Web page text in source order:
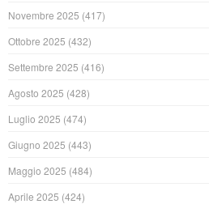
Novembre 2025 (417)
Ottobre 2025 (432)
Settembre 2025 (416)
Agosto 2025 (428)
Luglio 2025 (474)
Giugno 2025 (443)
Maggio 2025 (484)
Aprile 2025 (424)